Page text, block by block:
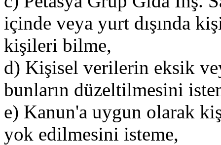
içinde veya yurt dışında
kişileri bilme,
d) Kişisel verilerin eksik
bunların düzeltilmesini
e) Kanun'a uygun olarak
yok edilmesini isteme,